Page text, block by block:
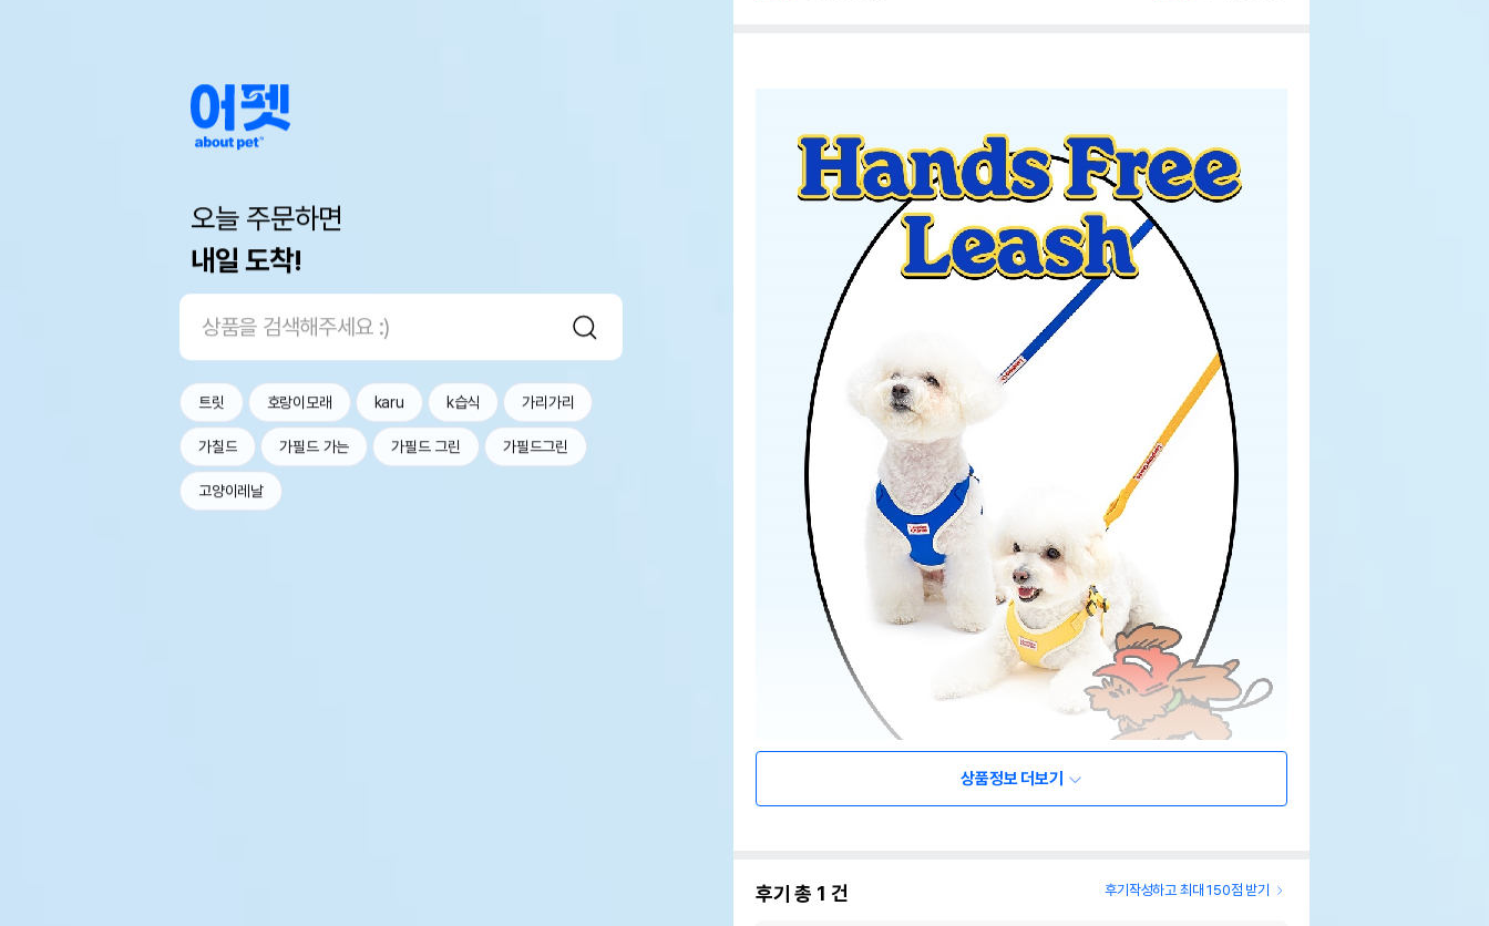
오늘 주문하면
내일 도착!
트릿 호랑이모래 karu k습식 가리가리
가칠드 가필드 가는 가필드 그린 가필드그린
고양이레날
상품정보 더보기
후기 총 1 건 후기작성하고 최대 150점 받기